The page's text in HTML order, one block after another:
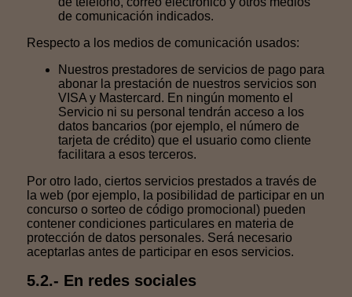
de comunicación indicados.
Respecto a los medios de comunicación usados:
Nuestros prestadores de servicios de pago para
abonar la prestación de nuestros servicios son
VISA y Mastercard. En ningún momento el
Servicio ni su personal tendrán acceso a los
datos bancarios (por ejemplo, el número de
tarjeta de crédito) que el usuario como cliente
facilitara a esos terceros.
Por otro lado, ciertos servicios prestados a través de
la web (por ejemplo, la posibilidad de participar en un
concurso o sorteo de código promocional) pueden
contener condiciones particulares en materia de
protección de datos personales. Será necesario
aceptarlas antes de participar en esos servicios.
5.2.- En redes sociales